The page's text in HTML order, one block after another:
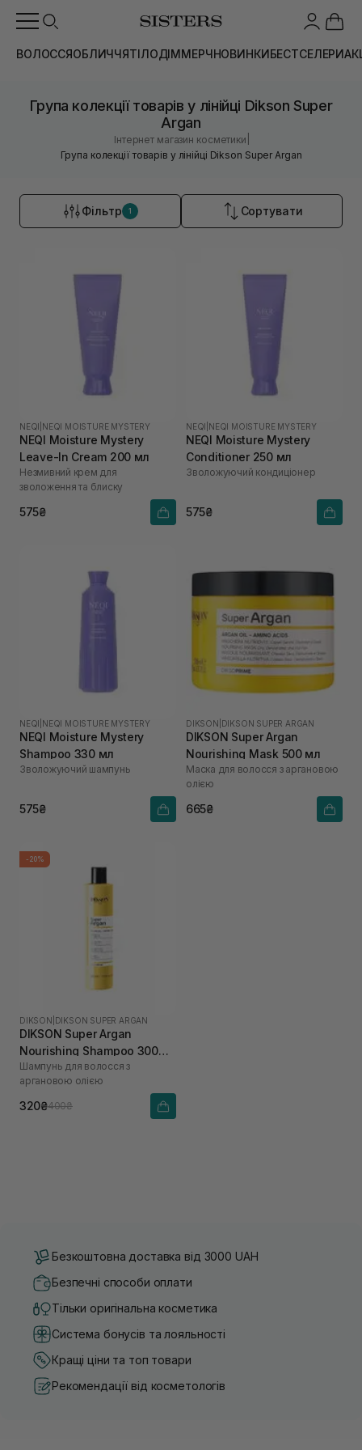
ВОЛОССЯОБЛИЧЧЯТІЛОДІММЕРЧНОВИНКИБЕСТСЕЛЕРИ
Група колекції товарів у лінійці Dikson Super
Argan
Інтернет магазин косметики
Група колекції товарів у лінійці Dikson Super Argan
Фільтр 1 Сортувати
NEQI NEQI MOISTURE MYSTERY
NEQI Moisture Mystery
Leave-In Cream 200 мл
Незмивний крем для
зволоження та блиску
575₴
NEQI NEQI MOISTURE MYSTERY
NEQI Moisture Mystery
Conditioner 250 мл
Зволожуючий кондиціонер
575₴
NEQI NEQI MOISTURE MYSTERY
NEQI Moisture Mystery
Shampoo 330 мл
Зволожуючий шампунь
575₴
DIKSON DIKSON SUPER ARGAN
DIKSON Super Argan
Nourishing Mask 500 мл
Маска для волосся з аргановою
олією
665₴
-20%
DIKSON DIKSON SUPER ARGAN
DIKSON Super Argan
Nourishing Shampoo 300
мл
Шампунь для волосся з
аргановою олією
320₴400₴
Безкоштовна доставка від 3000 UAH
Безпечні способи оплати
Тільки оригінальна косметика
Система бонусів та лояльності
Кращі ціни та топ товари
Рекомендації від косметологів